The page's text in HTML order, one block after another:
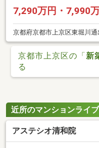
7,290万円・7,990
京都府京都市上京区東堀川通
京都市上京区の「新
る
近所のマンションライ
アステシオ清和院